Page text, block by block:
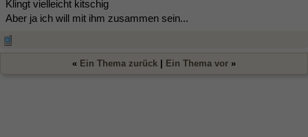
Klingt vielleicht kitschig
Aber ja ich will mit ihm zusammen sein...
« Ein Thema zurück Ein Thema vor »